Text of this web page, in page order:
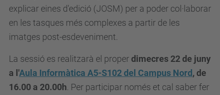
a
e
s
d
explicar eines d'edició (JOSM) per a poder col·laborar
en les tasques més complexes a partir de les
imatges post-esdeveniment.
La sessió es realitzarà el properdimecres 22 de juny
a l'Aula Informàtica A5-S102del Campus Nord, de
16.00 a 20.00h . Per participar només et cal saber fer